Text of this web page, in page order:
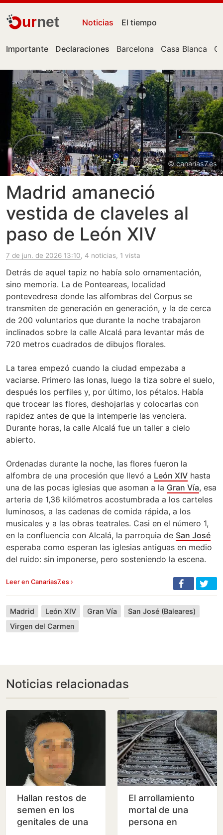
urnet Noticias El tiempo
Importante Declaraciones Barcelona Casa Blanca
© canarias7.es
Madrid amaneció
vestida de claveles al
paso de León XIV
7 de jun. de 2026 13:10, 4 noticias, 1 vista
Detrás de aquel tapiz no había solo ornamentación,
sino memoria. La de Ponteareas, localidad
pontevedresa donde las alfombras del Corpus se
transmiten de generación en generación, y la de cerca
de 200 voluntarios que durante la noche trabajaron
inclinados sobre la calle Alcalá para levantar más de
720 metros cuadrados de dibujos florales.
La tarea empezó cuando la ciudad empezaba a
vaciarse. Primero las lonas, luego la tiza sobre el suelo,
después los perfiles y, por último, los pétalos. Había
que trocear las flores, deshojarlas y colocarlas con
rapidez antes de que la intemperie las venciera.
Durante horas, la calle Alcalá fue un taller a cielo
abierto.
Ordenadas durante la noche, las flores fueron la
alfombra de una procesión que llevó a León XIV hasta
una de las pocas iglesias que asoman a la Gran Vía, esa
arteria de 1,36 kilómetros acostumbrada a los carteles
luminosos, a las cadenas de comida rápida, a los
musicales y a las obras teatrales. Casi en el número 1,
en la confluencia con Alcalá, la parroquia de San José
esperaba como esperan las iglesias antiguas en medio
del ruido: sin imponerse, pero sosteniendo la escena.
Leer en Canarias7.es ›
Madrid León XIV Gran Vía
San José (Baleares)
Virgen del Carmen
Noticias relacionadas
Hallan restos de
semen en los
genitales de una
El arrollamiento
mortal de una
persona en